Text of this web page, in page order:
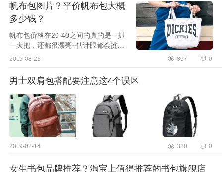
帆布包图片？平价帆布包大概
多少钱？
帆布包价格在20-40之间的真的是一抓
一大把，还都很漂亮~估计眼都会挑花
了！特别是我收藏的几家店铺，有颜值
很牛仔，很休闲呢...
2019-08-23 867 0
男士双肩包搭配要注意这4个误区
2019-02-14 380 0
女生书包品牌推荐？淘宝上值得推荐的书包旗舰店